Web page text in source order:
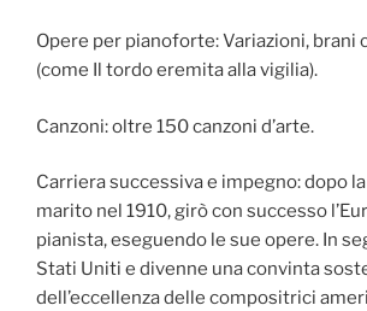
Opere per pianoforte: Variazioni, brani
(come Il tordo eremita alla vigilia).
Canzoni: oltre 150 canzoni d’arte.
Carriera successiva e impegno: dopo
marito nel 1910, girò con successo
pianista, eseguendo le sue opere. In
Stati Uniti e divenne una convinta
dell’eccellenza delle compositrici